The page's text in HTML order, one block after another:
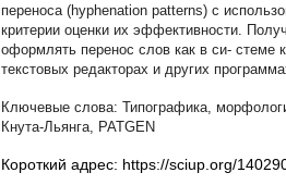
переноса (hyphenation patterns) с
критерии оценки их эффективности.
оформлять перенос слов как в си- стеме
текстовых редакторах и других
Типографика,
Кнута-Льянга, PATGEN
Короткий адрес: https://sciup.org/